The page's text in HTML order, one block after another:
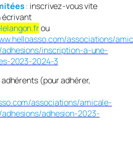
: inscrivez-vous vite
écrivant
ou
associations/
inscription-a-une-
2023-2024-3
(pour adhérer,
associations/amicale-
adhesion-2023-